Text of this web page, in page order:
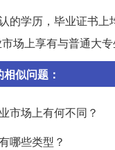
的学历，毕业证书上
场上享有与普通大专
似问题：
市场上有何不同？
哪些类型？